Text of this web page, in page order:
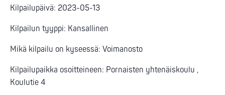
Kilpailupäivä: 2023-05-13
Kilpailun tyyppi: Kansallinen
Mikä kilpailu on kyseessä: Voimanosto
Kilpailupaikka osoitteineen: Pornaisten yhtenäiskoulu ,
Koulutie 4